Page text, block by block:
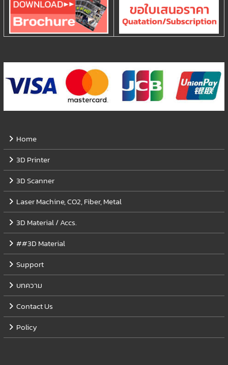
Home
3D Printer
3D Scanner
Laser Machine, CO2, Fiber, Metal
3D Material / Accs.
##3D Material
Support
บทความ
Contact Us
Policy